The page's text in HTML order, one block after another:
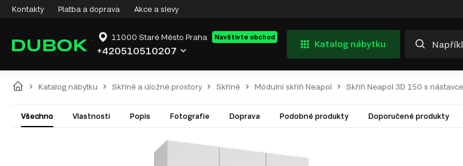
Kontakty Platba a doprava Akce a slevy
11000 Staré Město Praha Navštivte obchod
+420510510207
Katalog nábytku
Katalog nábytku Skříně a úložné prostory Skříně Módulní skříň Neapol Skříň Neapol 3D 150 s
Všechno Vlastnosti Popis Fotografie Doprava Podobné produkty Doporučené produkty